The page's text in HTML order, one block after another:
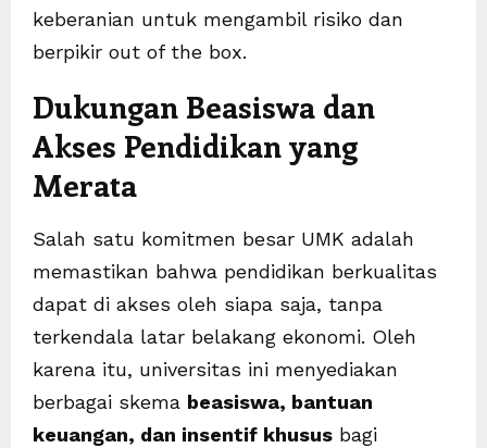
keberanian untuk mengambil risiko dan
berpikir out of the box.
Dukungan Beasiswa dan
Akses Pendidikan yang
Merata
Salah satu komitmen besar UMK adalah
memastikan bahwa pendidikan berkualitas
dapat di akses oleh siapa saja, tanpa
terkendala latar belakang ekonomi. Oleh
karena itu, universitas ini menyediakan
berbagai skema beasiswa, bantuan
keuangan, dan insentif khusus bagi